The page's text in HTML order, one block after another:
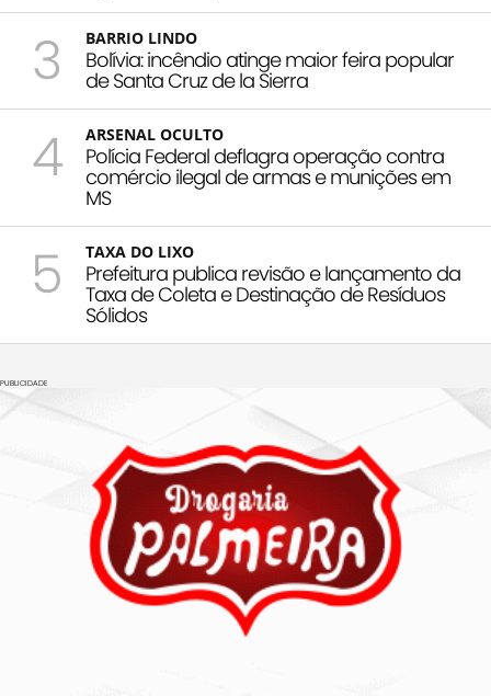
3 BARRIO LINDO
Bolívia: incêndio atinge maior feira popular
de Santa Cruz de la Sierra
4 ARSENAL OCULTO
Polícia Federal deflagra operação contra
comércio ilegal de armas e munições em
MS
5 TAXA DO LIXO
Prefeitura publica revisão e lançamento da
Taxa de Coleta e Destinação de Resíduos
Sólidos
PUBLICIDADE